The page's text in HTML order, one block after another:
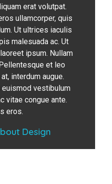
erat volutpat.
ullamcorper, quis
Ut ultrices iaculis
malesuada ac. Ut
ipsum. Nullam
et leo
interdum augue.
vestibulum
vitae congue ante.
eros.
Design